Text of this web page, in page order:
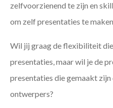
zelfvoorzienend te zijn en
om zelf presentaties te
Wil jij graag de flexibiliteit
presentaties, maar wil je de
presentaties die gemaakt
ontwerpers?